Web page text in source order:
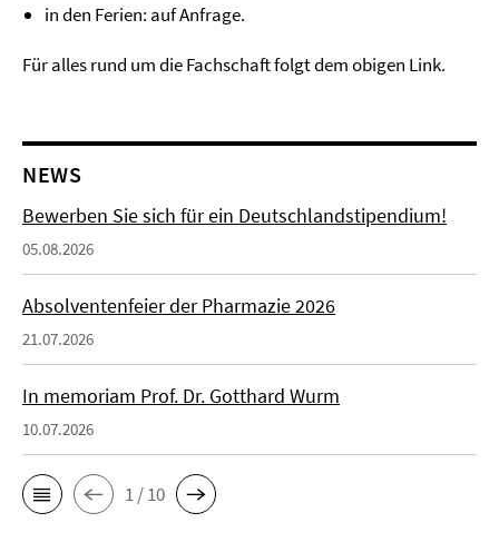
in den Ferien: auf Anfrage.
Für alles rund um die Fachschaft folgt dem obigen Link.
NEWS
Bewerben Sie sich für ein Deutschlandstipendium!
05.08.2026
Absolventenfeier der Pharmazie 2026
21.07.2026
In memoriam Prof. Dr. Gotthard Wurm
10.07.2026
1 / 10